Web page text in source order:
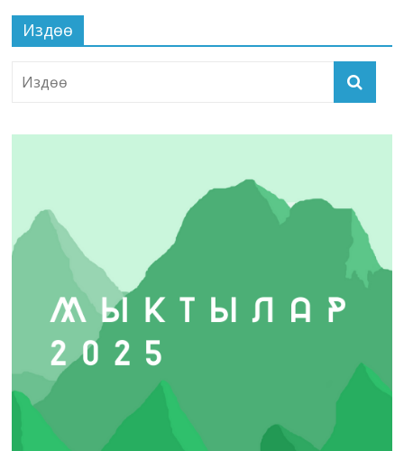
Издөө